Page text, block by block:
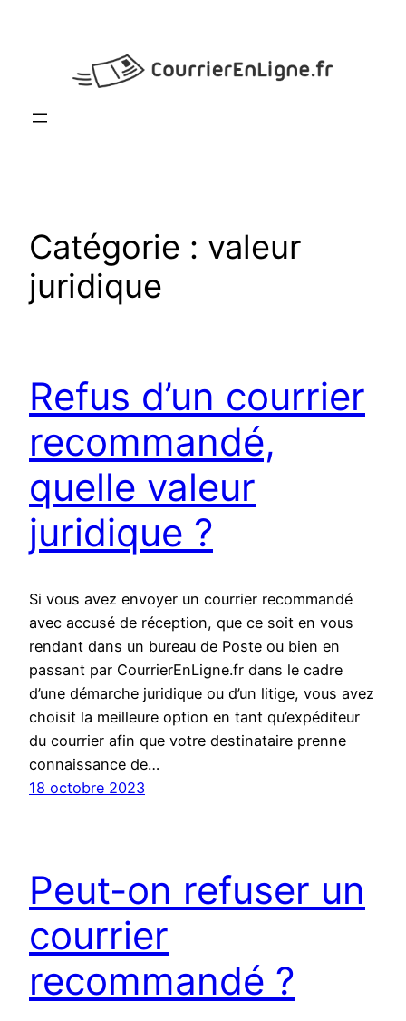
Catégorie : valeur
juridique
Refus d’un courrier
recommandé,
quelle valeur
juridique ?
Si vous avez envoyer un courrier recommandé
avec accusé de réception, que ce soit en vous
rendant dans un bureau de Poste ou bien en
passant par CourrierEnLigne.fr dans le cadre
d’une démarche juridique ou d’un litige, vous avez
choisit la meilleure option en tant qu’expéditeur
du courrier afin que votre destinataire prenne
connaissance de…
18 octobre 2023
Peut-on refuser un
courrier
recommandé ?